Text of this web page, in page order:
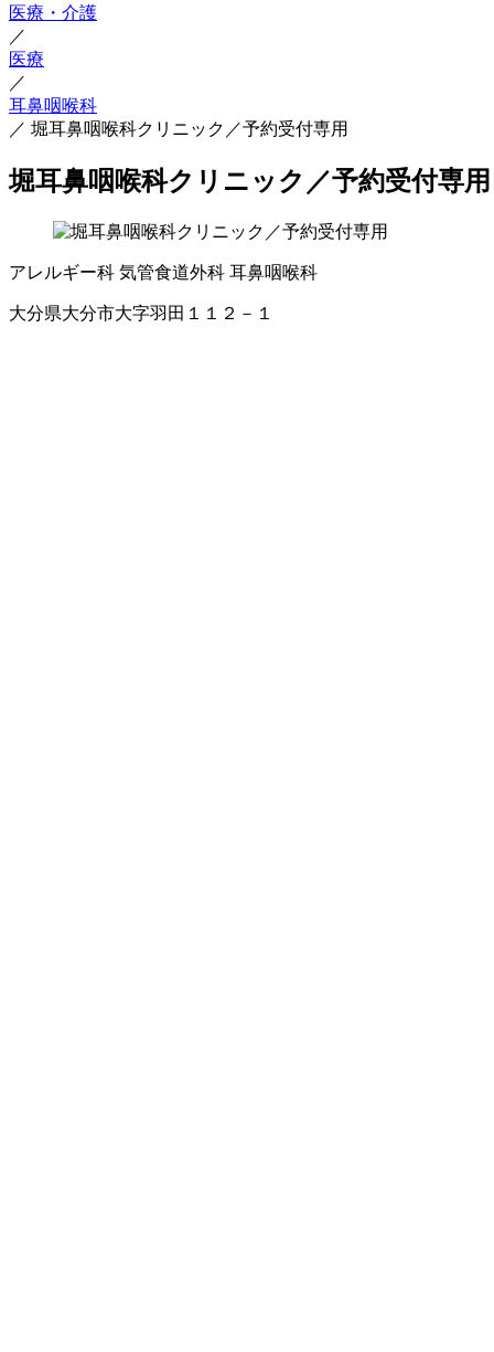
医療・介護
／
医療
／
耳鼻咽喉科
／ 堀耳鼻咽喉科クリニック／予約受付専用
堀耳鼻咽喉科クリニック／予約受付専用
アレルギー科 気管食道外科 耳鼻咽喉科
大分県大分市大字羽田１１２－１